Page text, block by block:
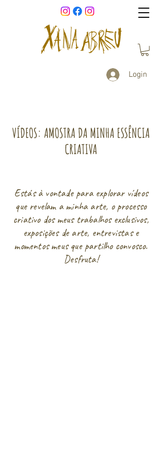
Login
VÍDEOS: AMOSTRA DA MINHA ESSÊNCIA
CRIATIVA
Estás à vontade para explorar vídeos
que revelam a minha arte, o processo
criativo dos meus trabalhos exclusivos,
exposições de arte, entrevistas e
momentos meus que partilho convosco.
Desfruta!